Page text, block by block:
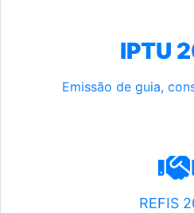
IPTU
Emissão de guia,
REFIS